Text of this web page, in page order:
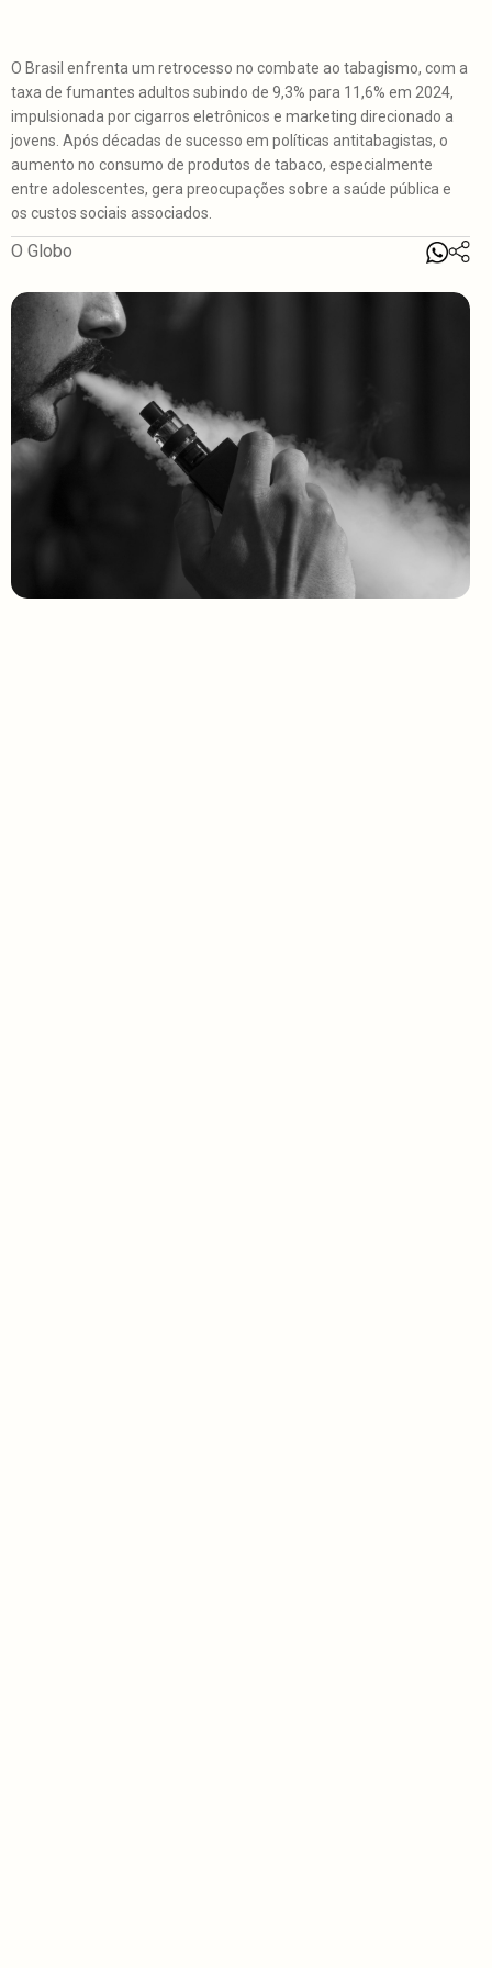
O Brasil enfrenta um retrocesso no combate ao tabagismo, com a
taxa de fumantes adultos subindo de 9,3% para 11,6% em 2024,
impulsionada por cigarros eletrônicos e marketing direcionado a
jovens. Após décadas de sucesso em políticas antitabagistas, o
aumento no consumo de produtos de tabaco, especialmente
entre adolescentes, gera preocupações sobre a saúde pública e
os custos sociais associados.
O Globo